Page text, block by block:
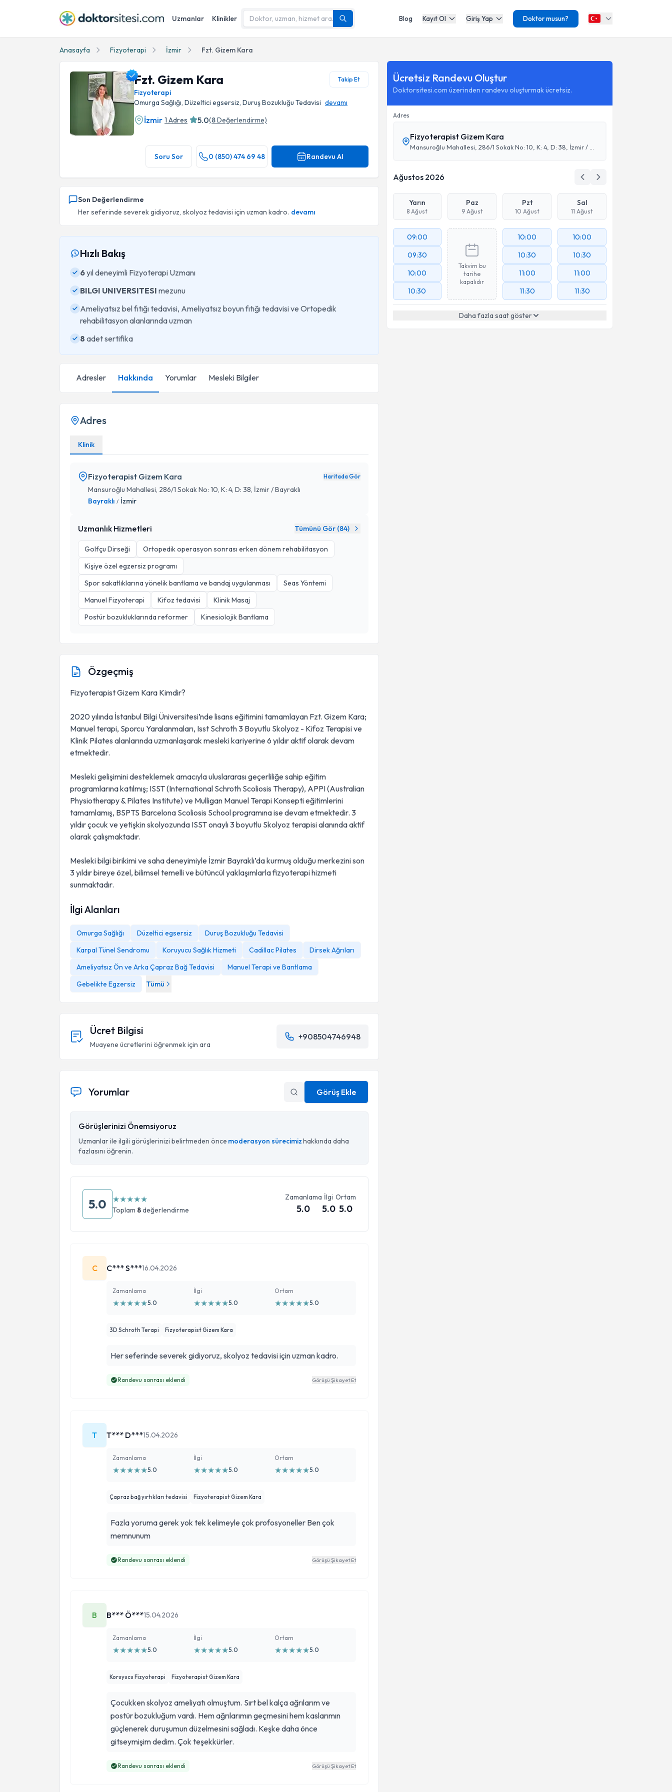
Uzmanlar Klinikler Blog Kayıt Ol Giriş Yap Doktor musun?
Anasayfa Fizyoterapi İzmir Fzt. Gizem Kara
Fzt. Gizem Kara Takip Et
Fizyoterapi
Omurga Sağlığı, Düzeltici egsersiz, Duruş Bozukluğu Tedavisi devamı
İzmir 1 Adres 5.0(8Değerlendirme)
Soru Sor 0 (850) 474 69 48 Randevu Al
Son Değerlendirme
Her seferinde severek gidiyoruz, skolyoz tedavisi için uzman kadro. devamı
Hızlı Bakış
6yıl deneyimli Fizyoterapi Uzmanı
BILGI UNIVERSITESI mezunu
Ameliyatsız bel fıtığı tedavisi, Ameliyatsız boyun fıtığı tedavisi ve Ortopedik
rehabilitasyon alanlarında uzman
8 adet sertifika
Adresler Hakkında Yorumlar Mesleki Bilgiler
Adres
Klinik
Fizyoterapist Gizem Kara Haritada Gör
Mansuroğlu Mahallesi, 286/1 Sokak No: 10, K: 4, D: 38, İzmir / Bayraklı
Bayraklı / İzmir
Uzmanlık Hizmetleri Tümünü Gör (84)
Golfçu Dirseği
Ortopedik operasyon sonrası erken dönem rehabilitasyon
Kişiye özel egzersiz programı
Spor sakatlıklarına yönelik bantlama ve bandaj uygulanması
Seas Yöntemi
Manuel Fizyoterapi
Kifoz tedavisi
Klinik Masaj
Postür bozukluklarında reformer
Kinesiolojik Bantlama
Özgeçmiş
Fizyoterapist Gizem Kara Kimdir?
2020 yılında İstanbul Bilgi Üniversitesi’nde lisans eğitimini tamamlayan Fzt. Gizem Kara;
Manuel terapi, Sporcu Yaralanmaları, Isst Schroth 3 Boyutlu Skolyoz - Kifoz Terapisi ve
Klinik Pilates alanlarında uzmanlaşarak mesleki kariyerine 6 yıldır aktif olarak devam
etmektedir.
Mesleki gelişimini desteklemek amacıyla uluslararası geçerliliğe sahip eğitim
programlarına katılmış; ISST (International Schroth Scoliosis Therapy), APPI (Australian
Physiotherapy & Pilates Institute) ve Mulligan Manuel Terapi Konsepti eğitimlerini
tamamlamış, BSPTS Barcelona Scoliosis School programına ise devam etmektedir. 3
yıldır çocuk ve yetişkin skolyozunda ISST onaylı 3 boyutlu Skolyoz terapisi alanında aktif
olarak çalışmaktadır.
Mesleki bilgi birikimi ve saha deneyimiyle İzmir Bayraklı’da kurmuş olduğu merkezini son
3 yıldır bireye özel, bilimsel temelli ve bütüncül yaklaşımlarla fizyoterapi hizmeti
sunmaktadır.
İlgi Alanları
Omurga Sağlığı Düzeltici egsersiz
Duruş Bozukluğu Tedavisi
Karpal Tünel Sendromu
Koruyucu Sağlık Hizmeti Cadillac Pilates
Dirsek Ağrıları
Ameliyatsız Ön ve Arka Çapraz Bağ Tedavisi
Manuel Terapi ve Bantlama
Gebelikte Egzersiz
Tümü
Ücret Bilgisi
Muayene ücretlerini öğrenmek için ara
+908504746948
Yorumlar Görüş Ekle
Görüşlerinizi Önemsiyoruz
Uzmanlar ile ilgili görüşlerinizi belirtmeden önce moderasyon sürecimizhakkında daha
fazlasını öğrenin.
5.0 ★★★★★
Toplam 8değerlendirme
Zamanlama
5.0
İlgi
5.0
Ortam
5.0
C C*** S***16.04.2026
Zamanlama
★★★★★5.0
İlgi
★★★★★5.0
Ortam
★★★★★5.0
3D Schroth Terapi Fizyoterapist Gizem Kara
Her seferinde severek gidiyoruz, skolyoz tedavisi için uzman kadro.
Randevu sonrası eklendi Görüşü Şikayet Et
T T*** D***15.04.2026
Zamanlama
★★★★★5.0
İlgi
★★★★★5.0
Ortam
★★★★★5.0
Çapraz bağ yırtıkları tedavisi Fizyoterapist Gizem Kara
Fazla yoruma gerek yok tek kelimeyle çok profosyoneller Ben çok
memnunum
Randevu sonrası eklendi Görüşü Şikayet Et
B B*** Ö***15.04.2026
Zamanlama
★★★★★5.0
İlgi
★★★★★5.0
Ortam
★★★★★5.0
Koruyucu Fizyoterapi Fizyoterapist Gizem Kara
Çocukken skolyoz ameliyatı olmuştum. Sırt bel kalça ağrılarım ve
postür bozukluğum vardı. Hem ağrılarımın geçmesini hem kaslarımın
güçlenerek duruşumun düzelmesini sağladı. Keşke daha önce
gitseymişim dedim. Çok teşekkürler.
Randevu sonrası eklendi Görüşü Şikayet Et
Ücretsiz Randevu Oluştur
Doktorsitesi.com üzerinden randevu oluşturmak ücretsiz.
Adres
Fizyoterapist Gizem Kara
Ağustos 2026
Yarın
8 Ağust
Paz
9 Ağust
Pzt
10 Ağust
Sal
11 Ağust
09:00
09:30
10:00
10:30
Takvim bu
tarihe
kapalıdır
10:00
10:30
11:00
11:30
10:00
10:30
11:00
11:30
Daha fazla saat göster